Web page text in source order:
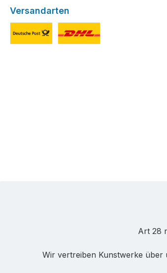
Versandarten
Art 28
Wir vertreiben Kunstwerke über